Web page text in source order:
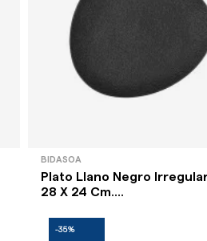
BIDASOA
Plato Llano Negro
28 X 24 Cm....
-35%